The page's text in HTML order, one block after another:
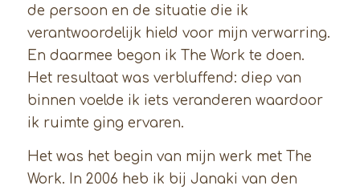
de persoon en de situatie die ik
verantwoordelijk hield voor mijn verwarring.
En daarmee begon ik The Work te doen.
Het resultaat was verbluffend: diep van
binnen voelde ik iets veranderen waardoor
ik ruimte ging ervaren.
Het was het begin van mijn werk met The
Work. In 2006 heb ik bij Janaki van den